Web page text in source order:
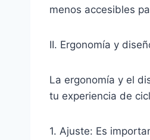
menos accesibles
II. Ergonomía y
La ergonomía y el
tu experiencia de
1. Ajuste: Es